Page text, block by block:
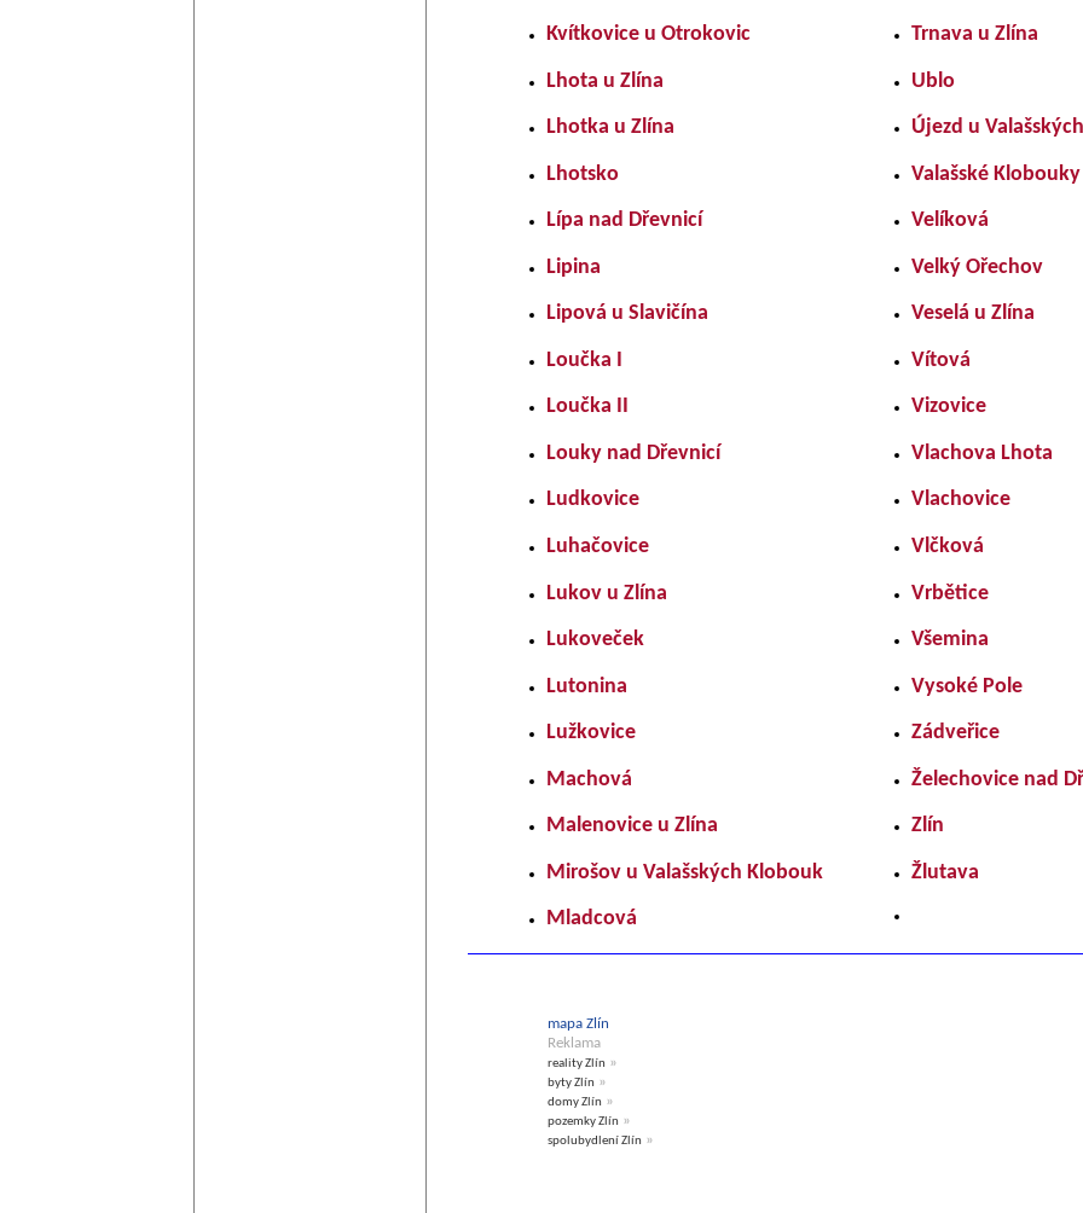
Kvítkovice u Otrokovic
Lhota u Zlína
Lhotka u Zlína
Lhotsko
Lípa nad Dřevnicí
Lipina
Lipová u Slavičína
Loučka I
Loučka II
Louky nad Dřevnicí
Ludkovice
Luhačovice
Lukov u Zlína
Lukoveček
Lutonina
Lužkovice
Machová
Malenovice u Zlína
Mirošov u Valašských Klobouk
Mladcová
Trnava u Zlína
Ublo
Újezd u
Valašské Klobouky
Velíková
Velký Ořechov
Veselá u Zlína
Vítová
Vizovice
Vlachova Lhota
Vlachovice
Vlčková
Vrbětice
Všemina
Vysoké Pole
Zádveřice
Želechovice nad
Zlín
Žlutava
mapa Zlín
Reklama
reality Zlín »
byty Zlín »
domy Zlín »
pozemky Zlín »
spolubydlení Zlín »